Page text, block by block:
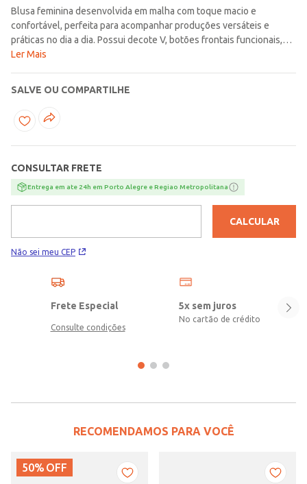
Blusa feminina desenvolvida em malha com toque macio e
confortável, perfeita para acompanhar produções versáteis e
práticas no dia a dia. Possui decote V, botões frontais funcionais,
mangas 3/4 e acabamentos simples que garantem um visual leve e
moderno e delicado à peça. Uma opção básica e confortável, ideal
para criar looks casuais cheios de charme em diversas ocasiões da
rotina!\n\nTecido: Malha\nComposição: 96% viscose, 04% elastano
Ler Mais
SALVE OU COMPARTILHE
CONSULTAR FRETE
Entrega em ate 24h em Porto Alegre e Regiao Metropolitana
Não sei meu CEP
CALCULAR
Frete Especial
Consulte condições
5x sem juros
No cartão de crédito
RECOMENDAMOS PARA VOCÊ
50% OFF